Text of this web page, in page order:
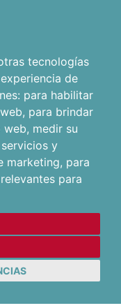
tecnologías
de
para habilitar
, para brindar
web, medir su
y
marketing, para
para